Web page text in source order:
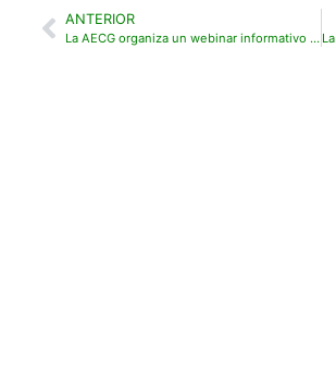
ANTERIOR
La AECG organiza un webinar informativo en colaboración con Montero Aramburu sobre los efectos de la Reforma Laboral